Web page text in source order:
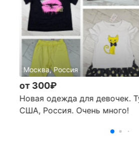
Москва, Россия
от 300₽
Новая одежда для девочек.
США, Россия. Очень много!